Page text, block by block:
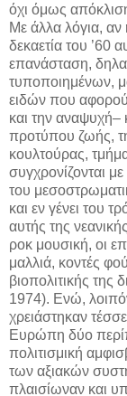
όχι όμως
Με άλλα λόγια, αν
δεκαετία του ’60
επανάσταση,
τυποποιημένων,
ειδών που
και την αναψυχή–
προτύπου ζωής,
κουλτούρας,
συγχρονίζονται
του
και εν γένει του
αυτής της
ροκ μουσική, οι
μαλλιά, κοντές
βιοπολιτικής της
1974). Ενώ,
χρειάστηκαν
Ευρώπη δύο
πολιτισμική
των αξιακών
πλαισίωναν και